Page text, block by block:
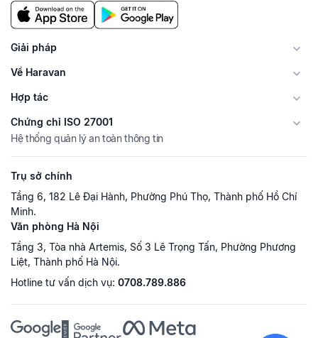
Giải pháp
Về Haravan
Hợp tác
Chứng chỉ ISO 27001
Hệ thống quản lý an toàn thông tin
Trụ sở chính
Tầng 6, 182 Lê Đại Hành, Phường Phú Thọ, Thành phố Hồ Chí
Minh.
Văn phòng Hà Nội
Tầng 3, Tòa nhà Artemis, Số 3 Lê Trọng Tấn, Phường Phương
Liệt, Thành phố Hà Nội.
Hotline tư vấn dịch vụ: 0708.789.886